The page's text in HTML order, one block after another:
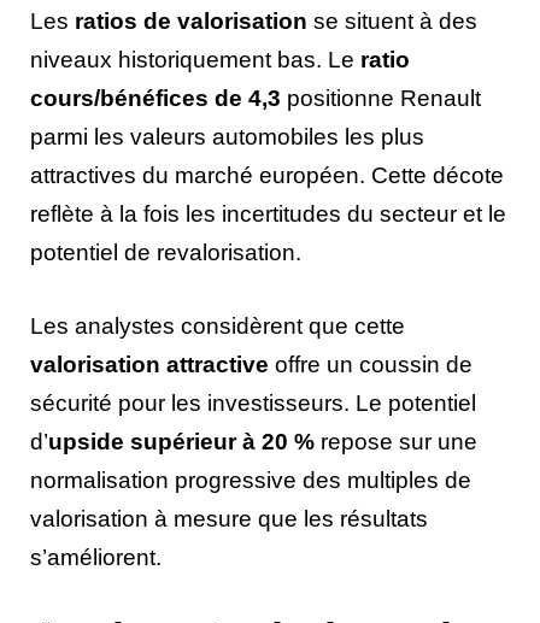
Les ratios de valorisation se situent à des
niveaux historiquement bas. Le ratio
cours/bénéfices de 4,3 positionne Renault
parmi les valeurs automobiles les plus
attractives du marché européen. Cette décote
reflète à la fois les incertitudes du secteur et le
potentiel de revalorisation.
Les analystes considèrent que cette
valorisation attractive offre un coussin de
sécurité pour les investisseurs. Le potentiel
d’upside supérieur à 20 % repose sur une
normalisation progressive des multiples de
valorisation à mesure que les résultats
s’améliorent.